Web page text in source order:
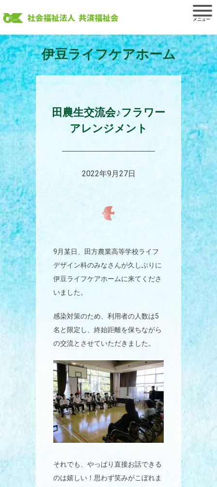
to
content
伊豆ライフケアホーム
田農生交流会♪フラワー
アレンジメント
2022年9月27日
9月某日、田方農業高等学校ライフ
デザイン科のみなさんが久しぶりに
伊豆ライフケアホームに来てくださ
いました。
感染対策のため、利用者の人数は5
名と限定し、終始距離を保ちながら
の交流とさせていただきました。
それでも、やっぱり直接お話できる
のは嬉しい！思わず笑みがこぼれま